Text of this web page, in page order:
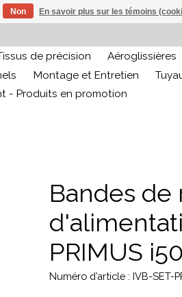
de précision
Aéroglissières
Montage et Entretien
- Produits en promotion
Bandes de
PRIMUS i50
Numéro d’article : IVB-SET-
Non En savoir plus sur les témoins